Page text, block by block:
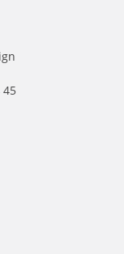
45